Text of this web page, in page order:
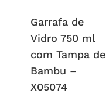
Garrafa de
Vidro 750 ml
com Tampa de
Bambu –
X05074